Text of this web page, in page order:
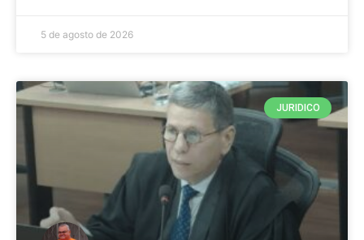
5 de agosto de 2026
JURIDICO